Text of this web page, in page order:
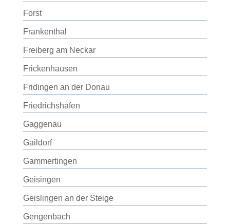
Forst
Frankenthal
Freiberg am Neckar
Frickenhausen
Fridingen an der Donau
Friedrichshafen
Gaggenau
Gaildorf
Gammertingen
Geisingen
Geislingen an der Steige
Gengenbach